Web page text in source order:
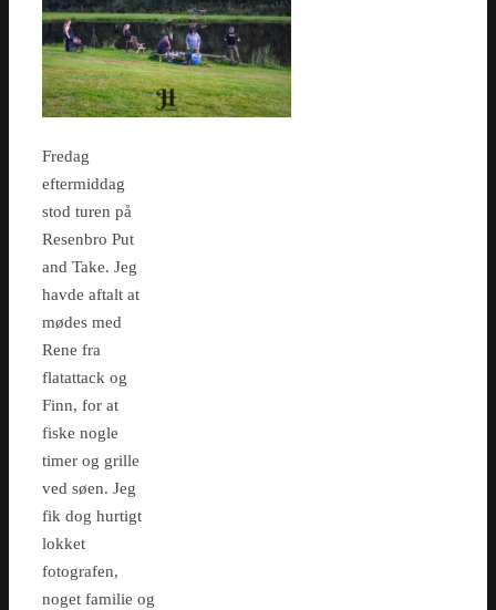
Fredag
eftermiddag
stod turen på
Resenbro Put
and Take. Jeg
havde aftalt at
mødes med
Rene fra
flatattack og
Finn, for at
fiske nogle
timer og grille
ved søen. Jeg
fik dog hurtigt
lokket
fotografen,
noget familie og